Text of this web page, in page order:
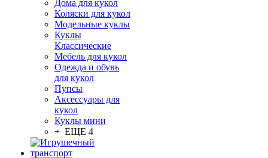
Дома для кукол
Коляски для кукол
Модельные куклы
Куклы
Классические
Мебель для кукол
Одежда и обувь
для кукол
Пупсы
Аксессуары для
кукол
Куклы мини
+ ЕЩЕ 4